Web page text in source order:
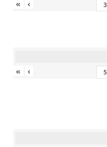
« ‹
« ‹